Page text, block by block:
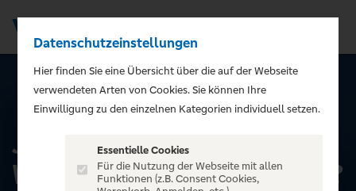
ALLE EVENTS
Joey Kelly - No Limits:
Wie schaffe ich mein Ziel?
Datenschutzeinstellungen
Hier finden Sie eine Übersicht über die auf der Webseite
verwendeten Arten von Cookies. Sie können Ihre
Einwilligung zu den einzelnen Kategorien individuell setzen.
Essentielle Cookies
Für die Nutzung der Webseite mit allen
Funktionen (z.B. Consent Cookies,